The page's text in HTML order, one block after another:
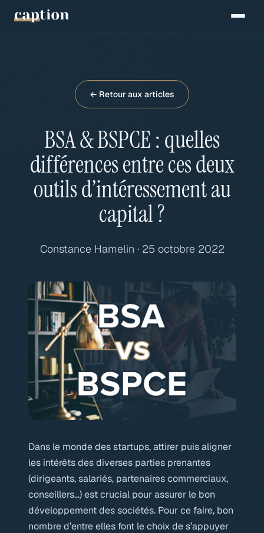
← Retour aux articles
BSA & BSPCE : quelles
différences entre ces deux
outils d’intéressement au
capital ?
Constance Hamelin · 25 octobre 2022
Dans le monde des startups, attirer puis aligner
les intérêts des diverses parties prenantes
(dirigeants, salariés, partenaires commerciaux,
conseillers…) est crucial pour assurer le bon
développement des sociétés. Pour ce faire, bon
nombre d’entre elles font le choix de s’appuyer